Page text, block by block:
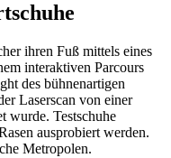
ihren Fuß mittels eines
interaktiven Parcours
des bühnenartigen
Laserscan von einer
wurde. Testschuhe
ausprobiert werden.
Metropolen.